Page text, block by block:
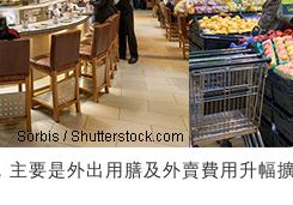
主要是外出用膳及外賣費用升幅